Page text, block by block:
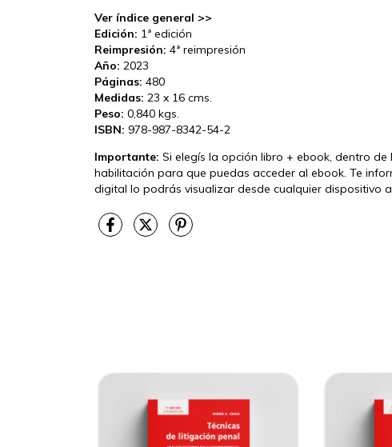
Ver índice general >>
Edición: 1ª edición
Reimpresión: 4ª reimpresión
Año: 2023
Páginas: 480
Medidas: 23 x 16 cms.
Peso: 0,840 kgs.
ISBN: 978-987-8342-54-2
Importante: Si elegís la opción libro + ebook, dentro
habilitación para que puedas acceder al ebook. Te
digital lo podrás visualizar desde cualquier dispositivo